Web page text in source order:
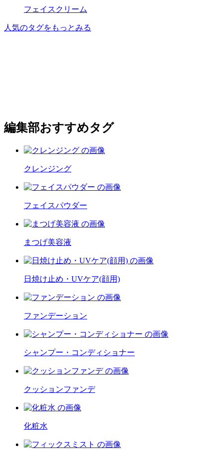
フェイスクリーム
人気のタグをもっとみる
編集部おすすめタグ
クレンジング
フェイスパウダー
まつげ美容液
日焼け止め・UVケア(顔用)
ファンデーション
シャンプー・コンディショナー
クッションファンデ
化粧水